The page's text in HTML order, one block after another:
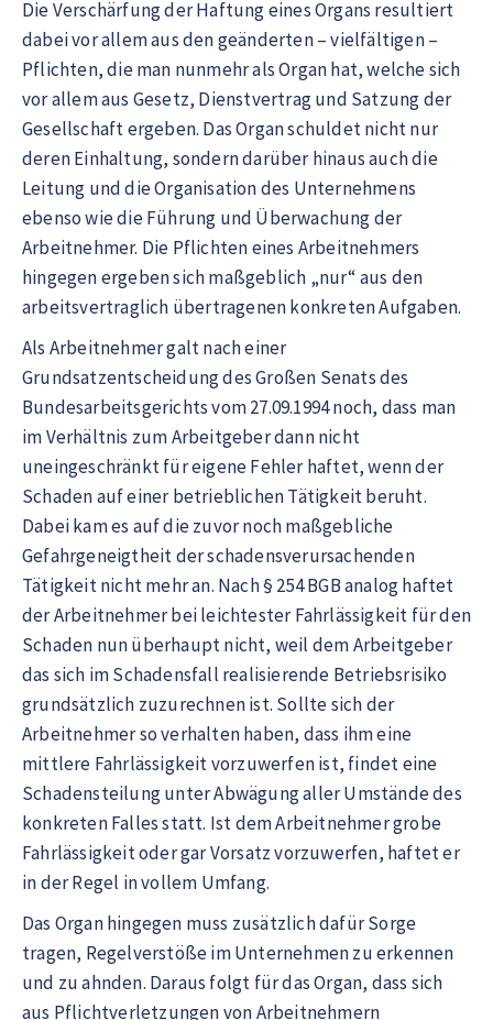
Die Verschärfung der Haftung eines Organs resultiert
dabei vor allem aus den geänderten – vielfältigen –
Pflichten, die man nunmehr als Organ hat, welche sich
vor allem aus Gesetz, Dienstvertrag und Satzung der
Gesellschaft ergeben. Das Organ schuldet nicht nur
deren Einhaltung, sondern darüber hinaus auch die
Leitung und die Organisation des Unternehmens
ebenso wie die Führung und Überwachung der
Arbeitnehmer. Die Pflichten eines Arbeitnehmers
hingegen ergeben sich maßgeblich „nur“ aus den
arbeitsvertraglich übertragenen konkreten Aufgaben.
Als Arbeitnehmer galt nach einer
Grundsatzentscheidung des Großen Senats des
Bundesarbeitsgerichts vom 27.09.1994 noch, dass man
im Verhältnis zum Arbeitgeber dann nicht
uneingeschränkt für eigene Fehler haftet, wenn der
Schaden auf einer betrieblichen Tätigkeit beruht.
Dabei kam es auf die zuvor noch maßgebliche
Gefahrgeneigtheit der schadensverursachenden
Tätigkeit nicht mehr an. Nach § 254 BGB analog haftet
der Arbeitnehmer bei leichtester Fahrlässigkeit für den
Schaden nun überhaupt nicht, weil dem Arbeitgeber
das sich im Schadensfall realisierende Betriebsrisiko
grundsätzlich zuzurechnen ist. Sollte sich der
Arbeitnehmer so verhalten haben, dass ihm eine
mittlere Fahrlässigkeit vorzuwerfen ist, findet eine
Schadensteilung unter Abwägung aller Umstände des
konkreten Falles statt. Ist dem Arbeitnehmer grobe
Fahrlässigkeit oder gar Vorsatz vorzuwerfen, haftet er
in der Regel in vollem Umfang.
Das Organ hingegen muss zusätzlich dafür Sorge
tragen, Regelverstöße im Unternehmen zu erkennen
und zu ahnden. Daraus folgt für das Organ, dass sich
aus Pflichtverletzungen von Arbeitnehmern